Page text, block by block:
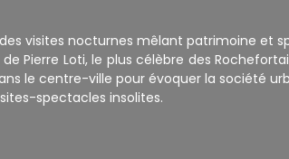
visites nocturnes mêlant patrimoine et
Pierre Loti, le plus célèbre des
le centre-ville pour évoquer la société
spectacles insolites.